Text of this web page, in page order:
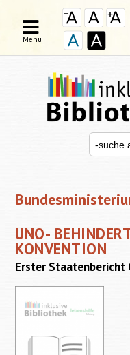
Search
Menu
UNO-
KONVENTION
Erster Staatenbericht